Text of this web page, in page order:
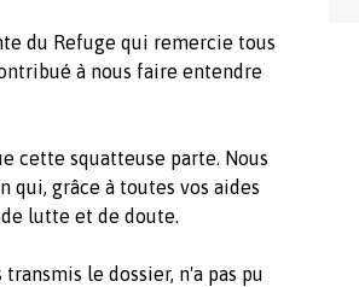
du Refuge qui remercie tous
à nous faire entendre
cette squatteuse parte. Nous
grâce à toutes vos aides
lutte et de doute.
le dossier, n'a pas pu